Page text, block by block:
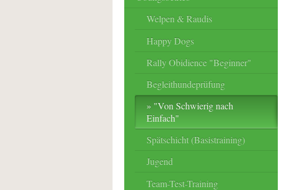
Welpen & Raudis
Happy Dogs
Rally Obidience "Beginner"
Begleithundeprüfung
"Von Schwierig nach
Einfach"
Spätschicht (Basistraining)
Jugend
Team-Test-Training